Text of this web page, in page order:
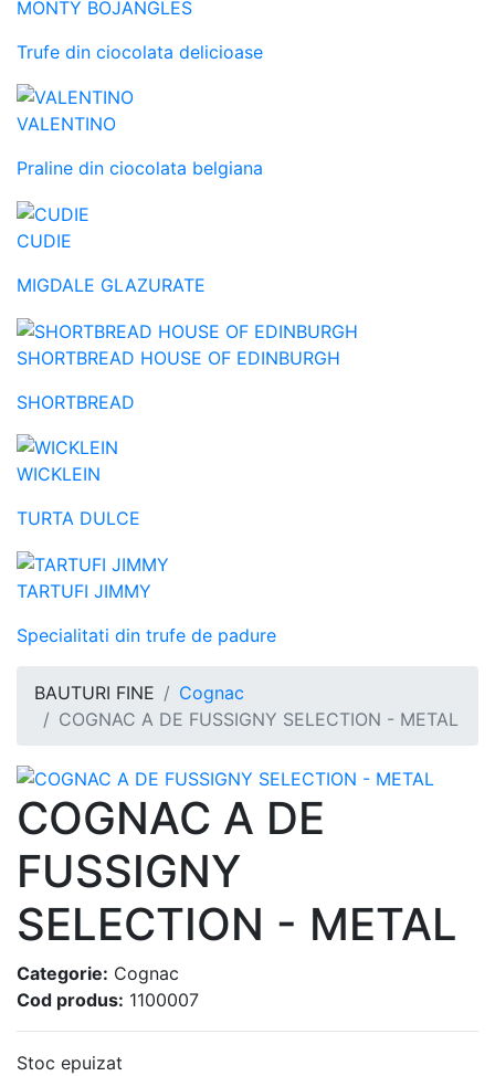
MONTY BOJANGLES
Trufe din ciocolata delicioase
VALENTINO
Praline din ciocolata belgiana
CUDIE
MIGDALE GLAZURATE
SHORTBREAD HOUSE OF EDINBURGH
SHORTBREAD
WICKLEIN
TURTA DULCE
TARTUFI JIMMY
Specialitati din trufe de padure
BAUTURI FINE
Cognac
COGNAC A DE FUSSIGNY SELECTION - METAL
COGNAC A DE
FUSSIGNY
SELECTION - METAL
Categorie: Cognac
Cod produs: 1100007
Stoc epuizat